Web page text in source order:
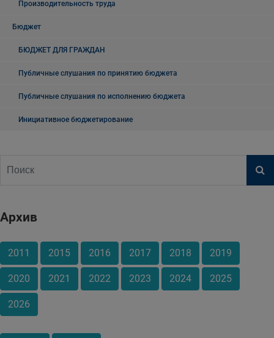
Производительность труда
Бюджет
БЮДЖЕТ ДЛЯ ГРАЖДАН
Публичные слушания по принятию бюджета
Публичные слушания по исполнению бюджета
Инициативное бюджетирование
Архив
2011 2015 2016 2017 2018 2019
2020 2021 2022 2023 2024 2025
2026